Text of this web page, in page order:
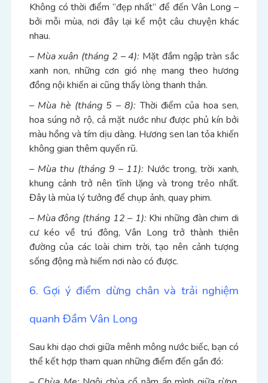
Không có thời điểm “đẹp nhất” để đến Vân Long –
bởi mỗi mùa, nơi đây lại kể một câu chuyện khác
nhau.
– Mùa xuân (tháng 2 – 4): Mặt đầm ngập tràn sắc
xanh non, những cơn gió nhẹ mang theo hương
đồng nội khiến ai cũng thấy lòng thanh thản.
– Mùa hè (tháng 5 – 8): Thời điểm của hoa sen,
hoa súng nở rộ, cả mặt nước như được phủ kín bởi
màu hồng và tím dịu dàng. Hương sen lan tỏa khiến
không gian thêm quyến rũ.
– Mùa thu (tháng 9 – 11): Nước trong, trời xanh,
khung cảnh trở nên tĩnh lặng và trong trẻo nhất.
Đây là mùa lý tưởng để chụp ảnh, quay phim.
– Mùa đông (tháng 12 – 1): Khi những đàn chim di
cư kéo về trú đông, Vân Long trở thành thiên
đường của các loài chim trời, tạo nên cảnh tượng
sống động mà hiếm nơi nào có được.
6. Gợi ý điểm dừng chân và trải nghiệm
quanh Đầm Vân Long
Sau khi dạo chơi giữa mênh mông nước biếc, bạn có
thể kết hợp tham quan những điểm đến gần đó: